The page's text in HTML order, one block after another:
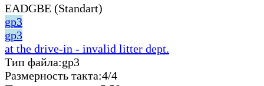
EADGBE (Standart)
gp3
gp3
at the drive-in - invalid litter dept.
Тип файла:gp3
Размерность такта:4/4